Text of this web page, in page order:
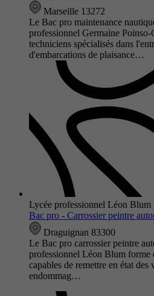
Marseille 13272
Le Bac pro maintenance
professionnel Germaine Poinso-
techniciens spécialisés dans
d'embarcations de plaisance…
Lycée professionnel Léon Blum
Bac pro - Carrossier peintre
Draguignan 83300
Le Bac pro carrossier peintre
professionnel Léon Blum forme
capables de remettre en état des
endommag…